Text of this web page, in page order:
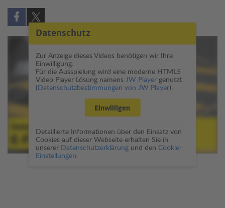
Auf Facebook teilen (öffnet in neuem Fenster)
Auf X teilen (öffnet in neuem Fenster)
Datenschutz
Zur Anzeige dieses Videos benötigen wir Ihre
Einwilligung.
Für die Ausspielung wird eine moderne HTML5
Video Player Lösung namens JW Playergenutzt
(Datenschutzbestimmungen von JW Player).
Einwilligen
Detaillierte Informationen über den Einsatz von
Cookies auf dieser Webseite erhalten Sie in
unserer Datenschutzerklärungund den Cookie-
Einstellungen.